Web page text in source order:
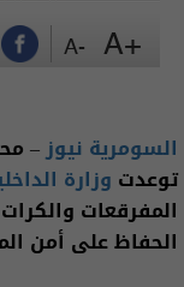
السومرية نيوز–
توعدت وزارة
المفرقعات
الحفاظ على أمن
+A
-A